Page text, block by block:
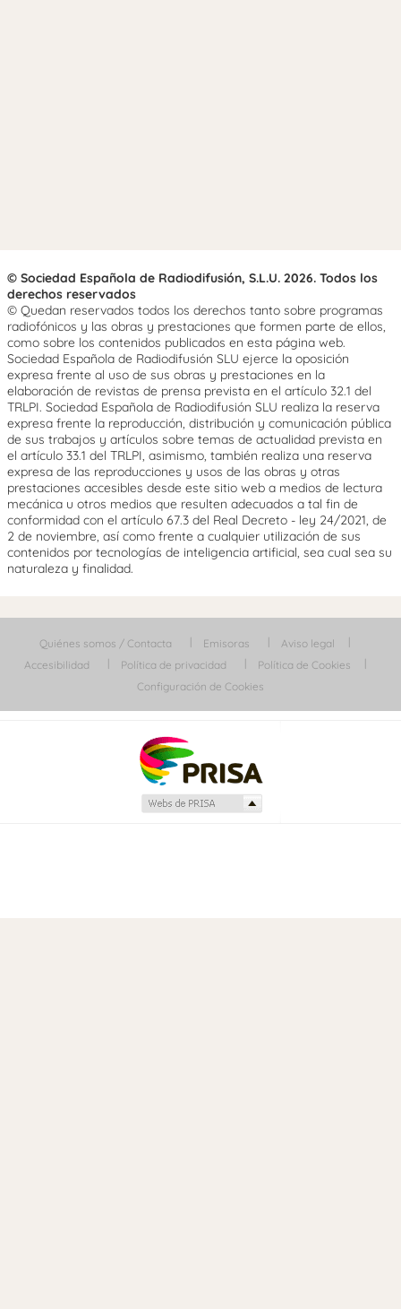
© Sociedad Española de Radiodifusión, S.L.U. 2026. Todos los
derechos reservados
© Quedan reservados todos los derechos tanto sobre programas
radiofónicos y las obras y prestaciones que formen parte de ellos,
como sobre los contenidos publicados en esta página web.
Sociedad Española de Radiodifusión SLU ejerce la oposición
expresa frente al uso de sus obras y prestaciones en la
elaboración de revistas de prensa prevista en el artículo 32.1 del
TRLPI. Sociedad Española de Radiodifusión SLU realiza la reserva
expresa frente la reproducción, distribución y comunicación pública
de sus trabajos y artículos sobre temas de actualidad prevista en
el artículo 33.1 del TRLPI, asimismo, también realiza una reserva
expresa de las reproducciones y usos de las obras y otras
prestaciones accesibles desde este sitio web a medios de lectura
mecánica u otros medios que resulten adecuados a tal fin de
conformidad con el artículo 67.3 del Real Decreto - ley 24/2021, de
2 de noviembre, así como frente a cualquier utilización de sus
contenidos por tecnologías de inteligencia artificial, sea cual sea su
naturaleza y finalidad.
Quiénes somos / Contacta Emisoras
Aviso legal
Accesibilidad
Política de privacidad
Política de Cookies
Configuración de Cookies